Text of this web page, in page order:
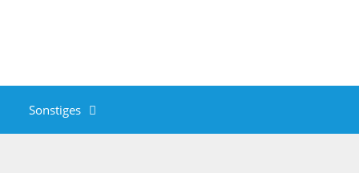
Sonstiges